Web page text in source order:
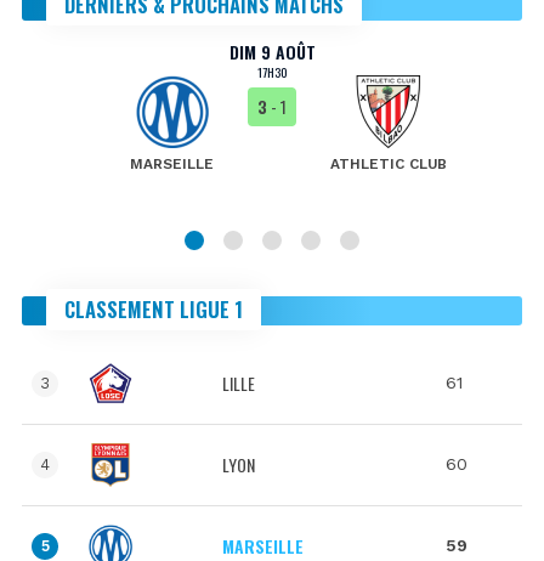
DIM 9 AOÛT
17H30
MARSEILLE
3 - 1
ATHLETIC CLUB
CLASSEMENT LIGUE 1
3 LILLE 61
4 LYON 60
5 MARSEILLE 59